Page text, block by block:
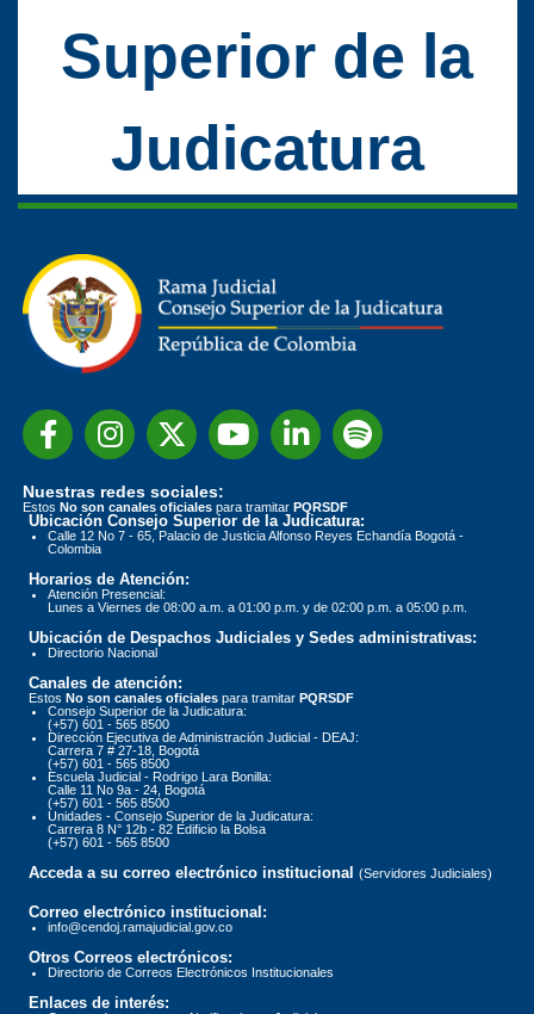
Superior de la
Judicatura
Nuestras redes sociales:
Estos No son canales oficiales para tramitar PQRSDF
Ubicación Consejo Superior de la Judicatura:
Calle 12 No 7 - 65, Palacio de Justicia Alfonso Reyes Echandía Bogotá -
Colombia
Horarios de Atención:
Atención Presencial:
Lunes a Viernes de 08:00 a.m. a 01:00 p.m. y de 02:00 p.m. a 05:00 p.m.
Ubicación de Despachos Judiciales y Sedes administrativas:
Directorio Nacional
Canales de atención:
Estos No son canales oficiales para tramitar PQRSDF
Consejo Superior de la Judicatura:
(+57) 601 - 565 8500
Dirección Ejecutiva de Administración Judicial - DEAJ:
Carrera 7 # 27-18, Bogotá
(+57) 601 - 565 8500
Escuela Judicial - Rodrigo Lara Bonilla:
Calle 11 No 9a - 24, Bogotá
(+57) 601 - 565 8500
Unidades - Consejo Superior de la Judicatura:
Carrera 8 N° 12b - 82 Edificio la Bolsa
(+57) 601 - 565 8500
Acceda a su correo electrónico institucional (Servidores Judiciales)
Correo electrónico institucional:
info@cendoj.ramajudicial.gov.co
Otros Correos electrónicos:
Directorio de Correos Electrónicos Institucionales
Enlaces de interés: